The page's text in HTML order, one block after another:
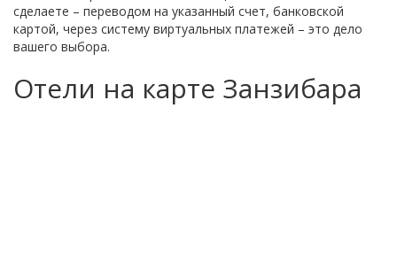
сделаете – переводом на указанный счет, банковской
картой, через систему виртуальных платежей – это дело
вашего выбора.
Отели на карте Занзибара